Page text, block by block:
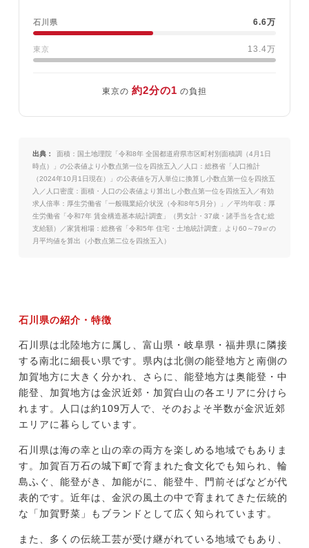
石川県 6.6万
東京 13.4万
東京の 約2分の1 の負担
出典：
面積：国土地理院「令和8年 全国都道府県市区町村別面積調（4月1日
時点）」の公表値より小数点第一位を四捨五入／人口：総務省「人口推計
（2024年10月1日現在）」の公表値を万人単位に換算し小数点第一位を四捨五
入／人口密度：面積・人口の公表値より算出し小数点第一位を四捨五入／有効
求人倍率：厚生労働省「一般職業紹介状況（令和8年5月分）」／平均年収：厚
生労働省「令和7年 賃金構造基本統計調査」（男女計・37歳・諸手当を含む総
支給額）／家賃相場：総務省「令和5年 住宅・土地統計調査」より60～79㎡の
月平均値を算出（小数点第二位を四捨五入）
石川県の紹介・特徴
石川県は北陸地方に属し、富山県・岐阜県・福井県に隣接
する南北に細長い県です。県内は北側の能登地方と南側の
加賀地方に大きく分かれ、さらに、能登地方は奥能登・中
能登、加賀地方は金沢近郊・加賀白山の各エリアに分けら
れます。人口は約109万人で、そのおよそ半数が金沢近郊
エリアに暮らしています。
石川県は海の幸と山の幸の両方を楽しめる地域でもありま
す。加賀百万石の城下町で育まれた食文化でも知られ、輪
島ふぐ、能登がき、加能がに、能登牛、門前そばなどが代
表的です。近年は、金沢の風土の中で育まれてきた伝統的
な「加賀野菜」もブランドとして広く知られています。
また、多くの伝統工芸が受け継がれている地域でもあり、